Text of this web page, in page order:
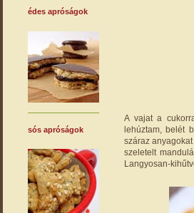
A vajat a
lehúztam, belét
száraz
szeletelt
Langyosan-
édes apróságok
sós apróságok